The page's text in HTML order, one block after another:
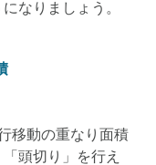
なりましょう。
移動の重なり面積
頭切り」を行え